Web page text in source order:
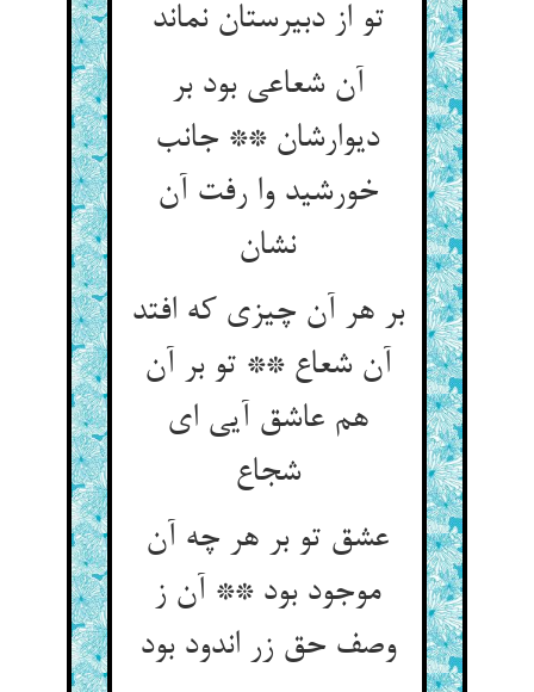
تو از دبیرستان نماند
آن شعاعی بود بر
دیوارشان ** جانب
خورشید وا رفت آن
نشان
بر هر آن چیزی که افتد
آن شعاع ** تو بر آن
هم عاشق آیی ای
شجاع
عشق تو بر هر چه آن
موجود بود ** آن ز
وصف حق زر اندود بود